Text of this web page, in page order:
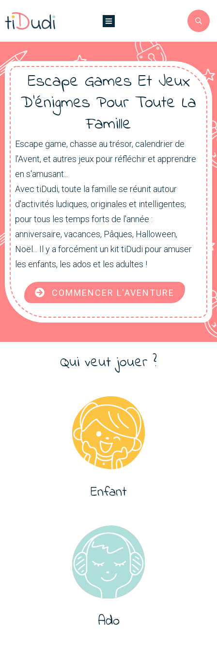
Escape Games Et Jeux
D'énigmes Pour Toute La
Famille
Escape game, chasse au trésor, calendrier de
l'Avent, et autres jeux pour réfléchir et apprendre
en s'amusant...
Avec tiDudi, toute la famille se réunit autour
d'activités ludiques, originales et intelligentes,
pour tous les temps forts de l'année :
anniversaire, vacances, Pâques, Halloween,
Noël... Il y a forcément un kit tiDudi pour amuser
les enfants, les ados et les adultes !
COMMENCER L'AVENTURE
Qui veut jouer ?
Enfant
Ado